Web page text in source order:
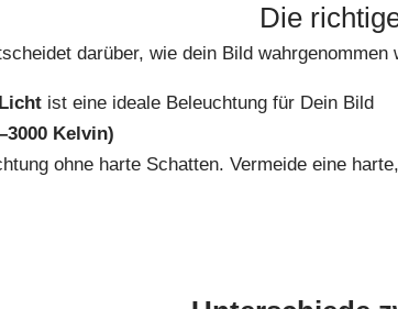
Die
darüber, wie dein Bild
ist eine ideale Beleuchtung für Dein Bild
Kelvin)
ohne harte Schatten. Vermeide eine